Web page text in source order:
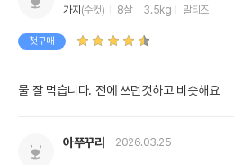
가지 (수컷) 8살 3.5kg 말티즈
첫구매
물 잘 먹습니다. 전에 쓰던것하고 비슷해요
아쭈꾸리 2026.03.25